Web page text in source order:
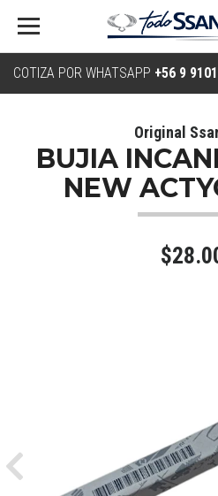
COTIZA POR WHATSAPP +56 9
Original
BUJIA
NEW
Previous